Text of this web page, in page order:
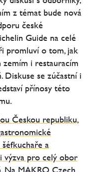
z témat bude nová
české
Guide na celé
promluví o tom, jak
i restauracím
Diskuse se zúčastní i
přínosy této
Českou republiku,
a
výzva pro celý obor
Na MAKRO Czech